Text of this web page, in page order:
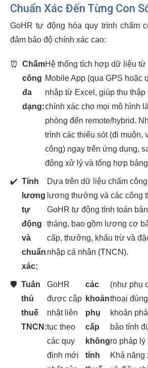
Chuẩn Xác Đến Từng Con
GoHR tự động hóa quy trình chấm
đảm bảo độ chính xác cao:
⏰
Chấm
công
đa
dạng:
Hệ thống tích hợp dữ liệu từ
Mobile App (qua GPS hoặc
nhập từ Excel, giúp thu
chính xác cho mọi mô hình
phòng đến remote/hybrid.
trình các thiếu sót (đi muộn,
công) ngay trên ứng dụng,
động xử lý và tổng hợp
✔️ Tính
lương
tự
động
và
chuẩn
xác:
Dựa trên dữ liệu chấm
lương thưởng và các công
GoHR tự động tính toán
tháng, bao gồm lương cơ
cấp, thưởng, khấu trừ và
nhập cá nhân (TNCN).
🛡️ Tuân
thủ
thuế
TNCN:
GoHR
được cập
nhật liên
tục theo
các quy
định mới
các
khoản
phụ
cấp
không
tính
(như phụ
thoại
khoản
bảo tính
ro pháp lý
Khả